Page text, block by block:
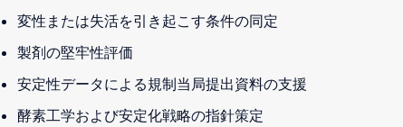
変性または失活を引き起こす条件の同定
製剤の堅牢性評価
安定性データによる規制当局提出資料の支援
酵素工学および安定化戦略の指針策定